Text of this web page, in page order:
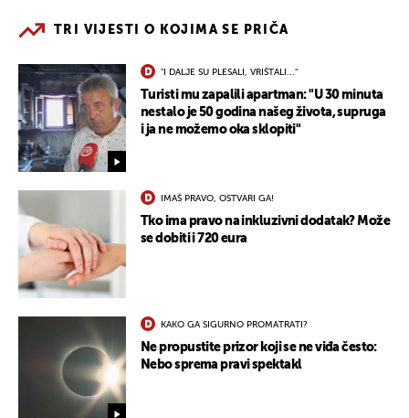
TRI VIJESTI O KOJIMA SE PRIČA
"I DALJE SU PLESALI, VRIŠTALI..."
Turisti mu zapalili apartman: "U 30 minuta
nestalo je 50 godina našeg života, supruga
i ja ne možemo oka sklopiti"
IMAŠ PRAVO, OSTVARI GA!
Tko ima pravo na inkluzivni dodatak? Može
se dobiti i 720 eura
KAKO GA SIGURNO PROMATRATI?
Ne propustite prizor koji se ne viđa često:
Nebo sprema pravi spektakl